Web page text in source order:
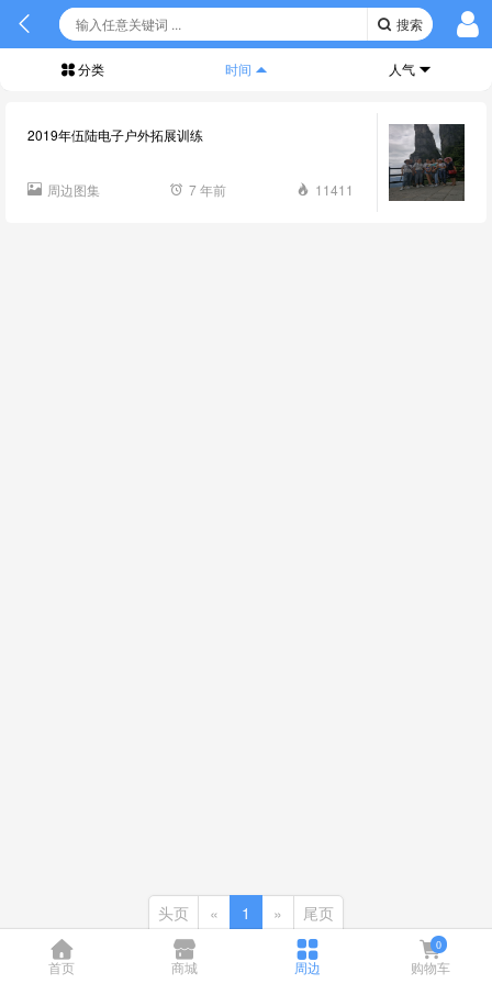
搜索
首页 商城 周边
0
购物车
分类 时间 人气
2019年伍陆电子户外拓展训练
周边图集 7 年前 11411
头页 « 1 » 尾页